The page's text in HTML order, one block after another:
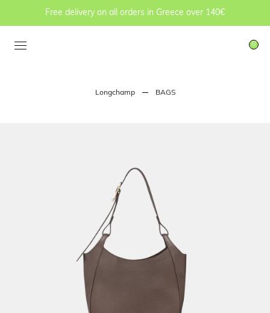
Free delivery on all orders in Greece over 140€
0
Longchamp BAGS